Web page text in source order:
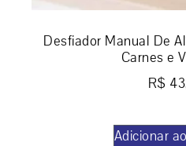
Desfiador Manual De
Carnes e
R$
Adicionar